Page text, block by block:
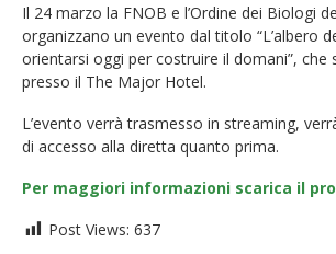
Il 24 marzo la FNOB e l’Ordine dei Biologi
organizzano un evento dal titolo “L’albero
orientarsi oggi per costruire il domani”, che
presso il The Major Hotel.
L’evento verrà trasmesso in streaming,
di accesso alla diretta quanto prima.
Per maggiori informazioni scarica il
Post Views: 637